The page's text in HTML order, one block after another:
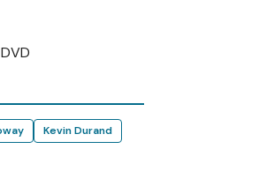
Kevin Durand